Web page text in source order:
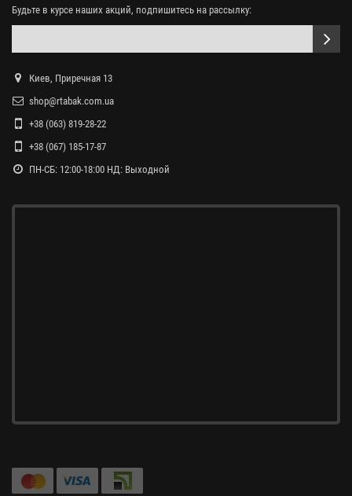
Будьте в курсе наших акций, подпишитесь на рассылку:
Киев, Приречная 13
shop@rtabak.com.ua
+38 (063) 819-28-22
+38 (067) 185-17-87
ПН-СБ: 12:00-18:00 НД: Выходной